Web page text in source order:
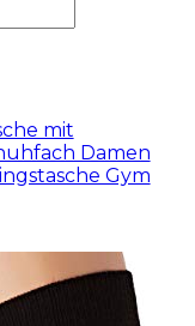
mit
Damen
Gym